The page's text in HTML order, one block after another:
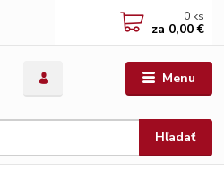
Menu
Hľadať
0 ks
za 0,00 €